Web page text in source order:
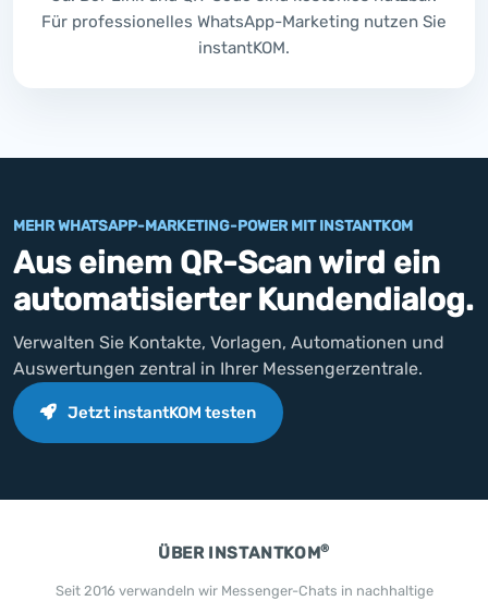
Für professionelles WhatsApp-Marketing nutzen Sie
instantKOM.
MEHR WHATSAPP-MARKETING-POWER MIT INSTANTKOM
Aus einem QR-Scan wird ein
automatisierter Kundendialog.
Verwalten Sie Kontakte, Vorlagen, Automationen und
Auswertungen zentral in Ihrer Messengerzentrale.
Jetzt instantKOM testen
ÜBER INSTANTKOM®
Seit 2016 verwandeln wir Messenger-Chats in nachhaltige